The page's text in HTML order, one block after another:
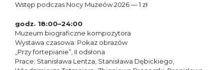
Wstęp podczas Nocy Muzeów 2026 — 1 zł
godz. 18:00–24:00
Muzeum biograficzne kompozytora
Wystawa czasowa: Pokaz obrazów
„Przy fortepianie”, II odsłona
Prace: Stanisława Lentza, Stanisława Dębickiego,